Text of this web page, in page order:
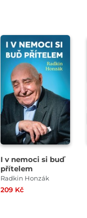
I v nemoci si buď
přítelem
Radkin Honzák
209 Kč